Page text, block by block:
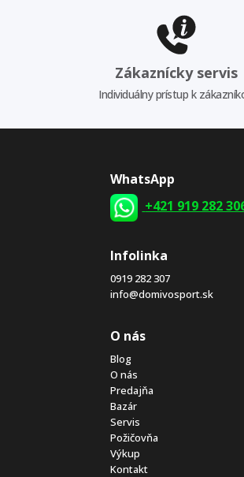
Zákaznícky servis
Individuálny prístup k
WhatsApp
+421 919 282
Infolinka
0919 282 307
info@domivosport.sk
O nás
Blog
O nás
Predajňa
Bazár
Servis
Požičovňa
Výkup
Kontakt